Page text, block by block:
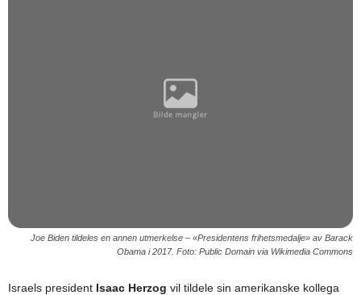
Joe Biden tildeles en annen utmerkelse – «Presidentens frihetsmedalje» av Barack
Obama i 2017. Foto: Public Domain via Wikimedia Commons
Israels president Isaac Herzog vil tildele sin amerikanske kollega